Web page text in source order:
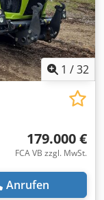
1 /32
179.000 €
FCA VB zzgl. MwSt.
Anrufen